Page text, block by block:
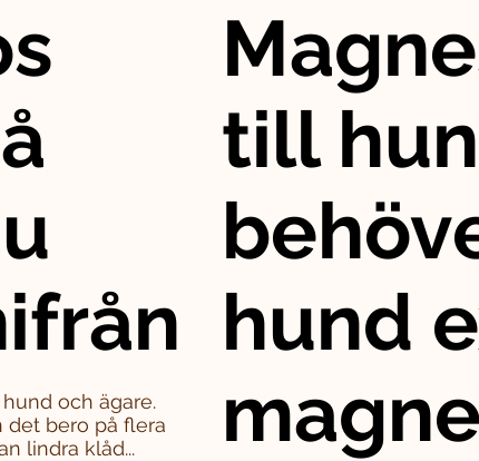
och ägare.
det bero på flera
lindra klåd...
till
hund